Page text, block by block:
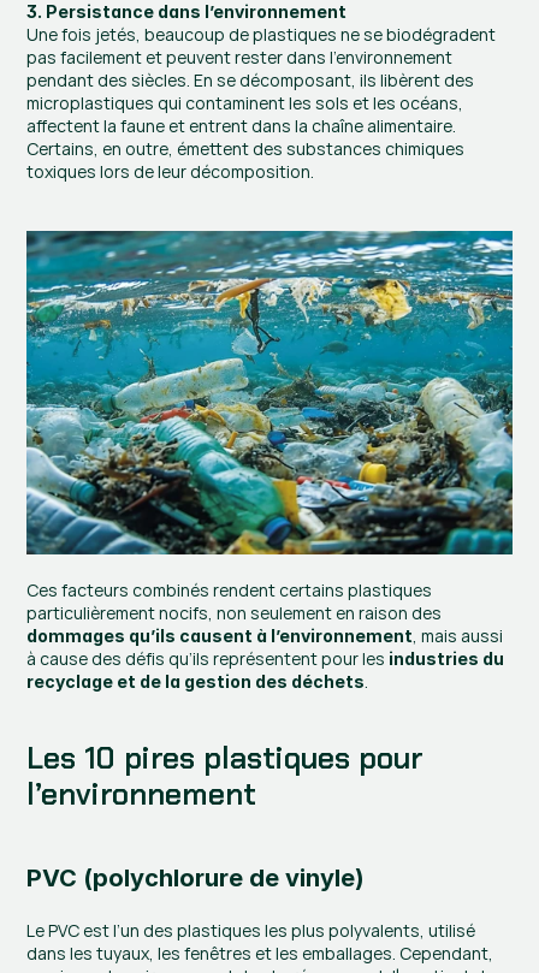
3. Persistance dans l’environnement
Une fois jetés, beaucoup de plastiques ne se biodégradent
pas facilement et peuvent rester dans l’environnement
pendant des siècles. En se décomposant, ils libèrent des
microplastiques qui contaminent les sols et les océans,
affectent la faune et entrent dans la chaîne alimentaire.
Certains, en outre, émettent des substances chimiques
toxiques lors de leur décomposition.
Ces facteurs combinés rendent certains plastiques
dommages qu’ils causent à l’environnement , mais aussi
à cause des défis qu’ils représentent pour les industries du
recyclage et de la gestion des déchets
Les 10 pires plastiques pour
l’environnement
PVC (polychlorure de vinyle)
Le PVC est l’un des plastiques les plus polyvalents, utilisé
dans les tuyaux, les fenêtres et les emballages. Cependant,